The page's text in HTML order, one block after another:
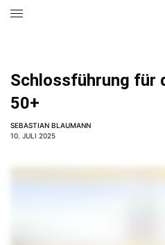
Schlossführung für
50+
SEBASTIAN BLAUMANN
10. JULI 2025